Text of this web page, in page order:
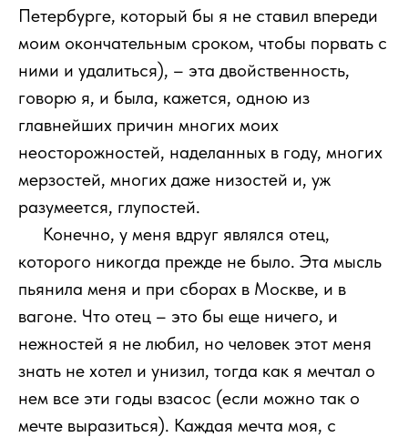
Петербурге, который бы я не ставил впереди
моим окончательным сроком, чтобы порвать с
ними и удалиться), – эта двойственность,
говорю я, и была, кажется, одною из
главнейших причин многих моих
неосторожностей, наделанных в году, многих
мерзостей, многих даже низостей и, уж
разумеется, глупостей.
Конечно, у меня вдруг являлся отец,
которого никогда прежде не было. Эта мысль
пьянила меня и при сборах в Москве, и в
вагоне. Что отец – это бы еще ничего, и
нежностей я не любил, но человек этот меня
знать не хотел и унизил, тогда как я мечтал о
нем все эти годы взасос (если можно так о
мечте выразиться). Каждая мечта моя, с